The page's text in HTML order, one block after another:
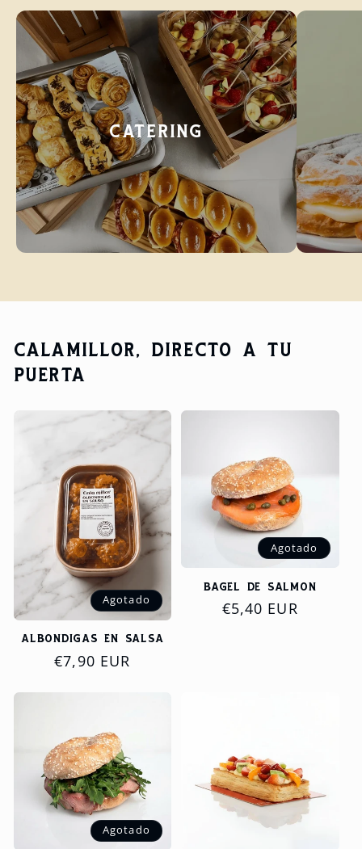
CATERING
CALAMILLOR, DIRECTO A TU
PUERTA
Agotado
ALBÓNDIGAS EN SALSA
Precio
€7,90 EUR
Agotado
BAGEL DE SALMÓN
Precio
€5,40 EUR
Agotado